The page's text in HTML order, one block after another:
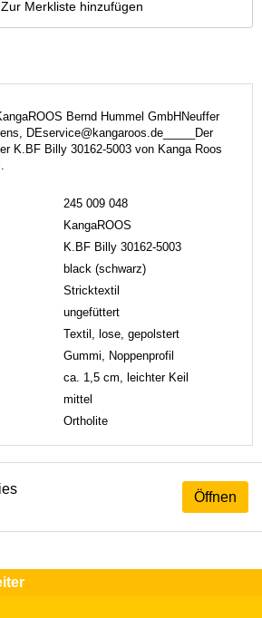
Zur Merkliste hinzufügen
Bernd Hummel GmbHNeuffer
DEservice@kangaroos.de_____Der
K.BF Billy 30162-5003 von Kanga Roos
245 009 048
KangaROOS
K.BF Billy 30162-5003
black (schwarz)
Stricktextil
ungefüttert
Textil, lose, gepolstert
Gummi, Noppenprofil
ca. 1,5 cm, leichter Keil
mittel
Ortholite
Öffnen